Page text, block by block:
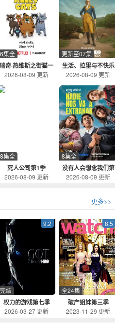
瑞奇·热维斯之街猫一
族
6集全
2026-08-09 更新
生活、拉里与不快乐
的追求：一部美国史
更新至07集
2026-08-09 更新
死人公司第1季
8集全
2026-08-09 更新
没有人会想念我们第
二季
8集全
2026-08-09 更新
更多>>
权力的游戏第七季
9.2
完结
2026-03-27 更新
破产姐妹第三季
8.5
全24集
2023-11-29 更新